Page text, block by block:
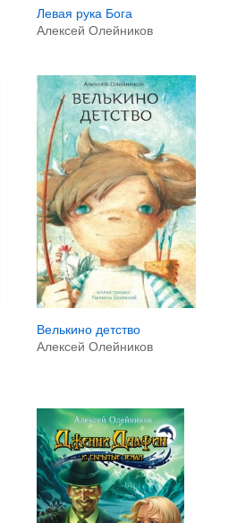
Левая рука Бога
Алексей Олейников
Велькино детство
Алексей Олейников